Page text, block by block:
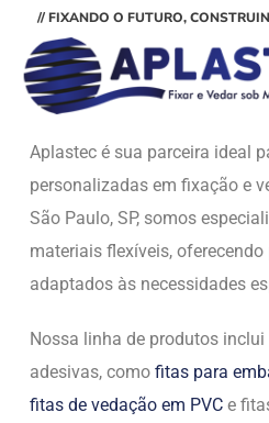
// FIXANDO O FUTURO,
Aplastec é sua parceira ideal
personalizadas em fixação e
São Paulo, SP, somos
materiais flexíveis,
adaptados às necessidades
Nossa linha de produtos
adesivas, como fitas para
fitas de vedação em PVC e